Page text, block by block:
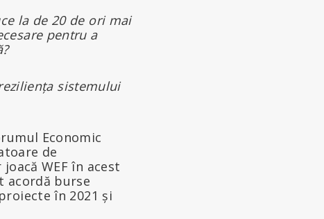
la de 20 de ori mai
pentru a
sistemului
Economic
de
WEF în acest
acordă burse
în 2021 și